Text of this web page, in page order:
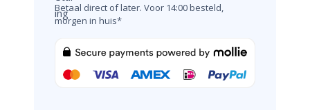
Betaal direct of later. Voor 14:00 besteld,
morgen in huis*